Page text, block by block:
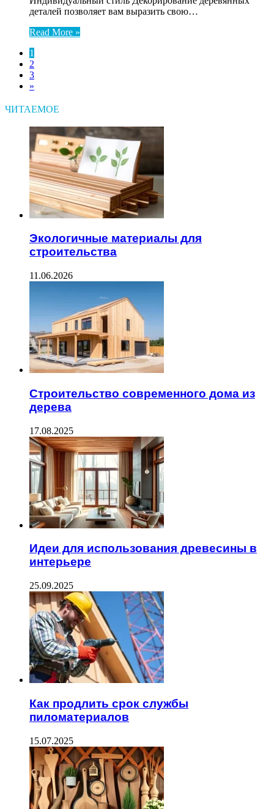
деталей позволяет вам выразить свою…
Read More »
1
2
3
»
ЧИТАЕМОЕ
Экологичные материалы для
строительства
11.06.2026
Строительство современного дома из
дерева
17.08.2025
Идеи для использования древесины в
интерьере
25.09.2025
Как продлить срок службы
пиломатериалов
15.07.2025